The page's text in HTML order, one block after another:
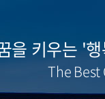
메뉴1-2
을 키우는 '
The Best